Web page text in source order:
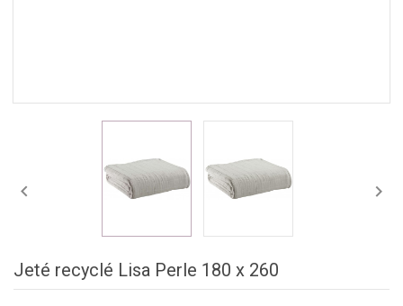
 
Jeté recyclé Lisa Perle 180 x 260